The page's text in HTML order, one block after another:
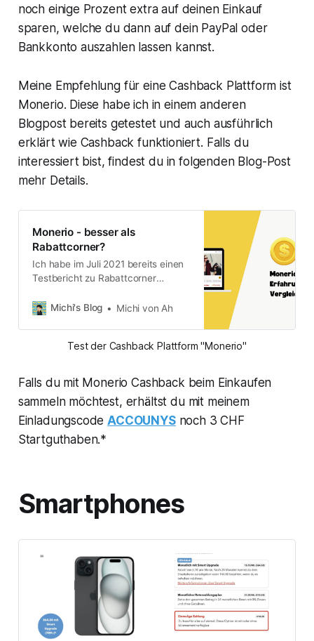
noch einige Prozent extra auf deinen Einkauf
sparen, welche du dann auf dein PayPal oder
Bankkonto auszahlen lassen kannst.
Meine Empfehlung für eine Cashback Plattform ist
Monerio. Diese habe ich in einem anderen
Blogpost bereits getestet und auch ausführlich
erklärt wie Cashback funktioniert. Falls du
interessiert bist, findest du in folgenden Blog-Post
mehr Details.
Monerio - besser als
Rabattcorner?
Ich habe im Juli 2021 bereits einen
Testbericht zu Rabattcorner
Cashback Plattform, bei der man
Monerio entdeckt und möchte in
Erfahrungen mit Monerio aufzeigen.
Rabattcorner ErfahrungenIn diesem
Blogbeitrag, erzähle ich von meinen
Erfahrungen mit
Michi's Blog Michi von Ah
Test der Cashback Plattform "Monerio"
Falls du mit Monerio Cashback beim Einkaufen
sammeln möchtest, erhältst du mit meinem
EinladungscodeACCOUNYSnoch 3 CHF
Startguthaben.*
Smartphones